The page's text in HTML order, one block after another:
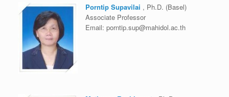
Porntip Supavilai , Ph.D. (Basel)
Associate Professor
Email: porntip.sup@mahidol.ac.th